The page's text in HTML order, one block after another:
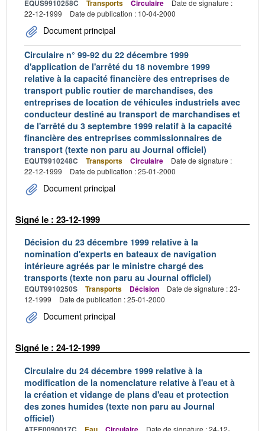
EQUS9910258C Transports Circulaire
Date de signature :
22-12-1999
Date de publication : 10-04-2000
Document principal
Circulaire n° 99-92 du 22 décembre 1999
d'application de l'arrêté du 18 novembre 1999
relative à la capacité financière des entreprises de
transport public routier de marchandises, des
entreprises de location de véhicules industriels avec
conducteur destiné au transport de marchandises et
de l'arrêté du 3 septembre 1999 relatif à la capacité
financière des entreprises commissionnaires de
transport (texte non paru au Journal officiel)
EQUT9910248C Transports Circulaire
Date de signature :
22-12-1999
Date de publication : 25-01-2000
Document principal
Signé le : 23-12-1999
Décision du 23 décembre 1999 relative à la
nomination d'experts en bateaux de navigation
intérieure agréés par le ministre chargé des
transports (texte non paru au Journal officiel)
EQUT9910250S Transports Décision
Date de signature : 23-
12-1999
Date de publication : 25-01-2000
Document principal
Signé le : 24-12-1999
Circulaire du 24 décembre 1999 relative à la
modification de la nomenclature relative à l'eau et à
la création et vidange de plans d'eau et protection
des zones humides (texte non paru au Journal
officiel)
Date de signature : 24-12-